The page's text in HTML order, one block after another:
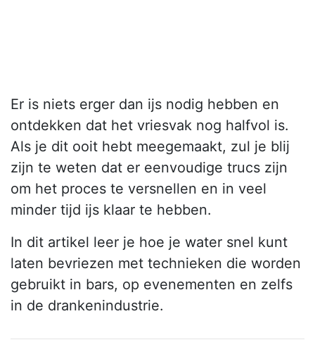
Er is niets erger dan ijs nodig hebben en
ontdekken dat het vriesvak nog halfvol is.
Als je dit ooit hebt meegemaakt, zul je blij
zijn te weten dat er eenvoudige trucs zijn
om het proces te versnellen en in veel
minder tijd ijs klaar te hebben.
In dit artikel leer je hoe je water snel kunt
laten bevriezen met technieken die worden
gebruikt in bars, op evenementen en zelfs
in de drankenindustrie.